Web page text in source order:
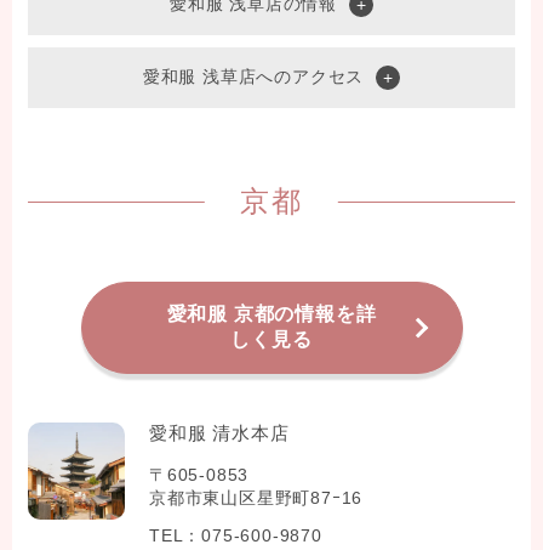
愛和服 浅草店の情報
愛和服 浅草店へのアクセス
京都
愛和服 京都の情報を詳
しく見る
愛和服 清水本店
〒605-0853
京都市東山区星野町87ｰ16
TEL：075-600-9870